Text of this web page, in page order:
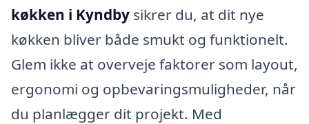
køkken i Kyndby sikrer du, at dit nye
køkken bliver både smukt og funktionelt.
Glem ikke at overveje faktorer som layout,
ergonomi og opbevaringsmuligheder, når
du planlægger dit projekt. Med